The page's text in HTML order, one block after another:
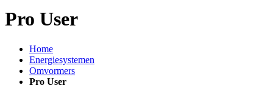
Pro User
Home
Energiesystemen
Omvormers
Pro User